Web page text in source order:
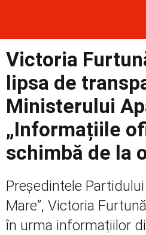
Externe
Economic
Victoria
lipsa de
Ministerului
„Informațiile
schimbă de la
Președintele
Mare”, Victoria
în urma informațiilor